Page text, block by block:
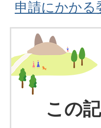
申請にかかる
この